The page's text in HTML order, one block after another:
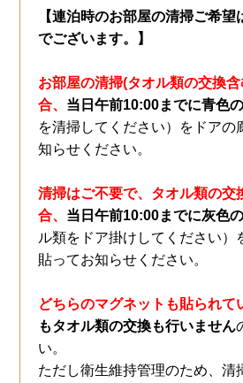
【連泊時のお部屋の清掃ご希望
でございます。】
お部屋の清掃(タオル類の交換
合、 当日午前10:00までに青色
を清掃してください）をドアの
知らせください。
清掃はご不要で、タオル類の交
合、 当日午前10:00までに灰色
ル類をドア掛けしてください）
貼ってお知らせください。
どちらのマグネットも貼られて
もタオル類の交換も行いません
い。
ただし衛生維持管理のため、清